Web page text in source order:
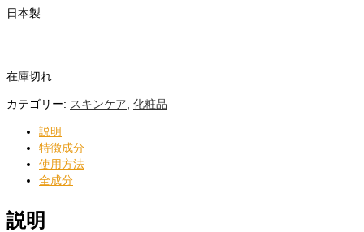
日本製
在庫切れ
カテゴリー: スキンケア 化粧品
説明
特徴成分
使用方法
全成分
説明